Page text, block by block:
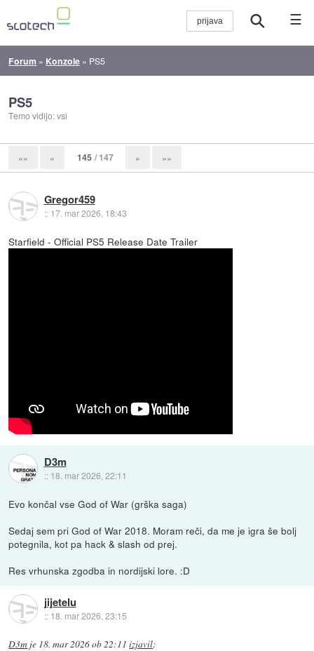
☰
Forum » Konzole » PS5
PS5
Temo vidijo: vsi
«« « 145 / 147 » »»
Gregor459
:: 17. mar 2026, 18:43
Starfield - Official PS5 Release Date Trailer
D3m
:: 18. mar 2026, 22:11
Evo končal vse God of War (grška saga)
Sedaj sem pri God of War 2018. Moram reči, da me je igra še bolj
potegnila, kot pa hack & slash od prej.
Res vrhunska zgodba in nordijski lore. :D
jijetelu
:: 18. mar 2026, 23:15
D3m je 18. mar 2026 ob 22:11 izjavil: